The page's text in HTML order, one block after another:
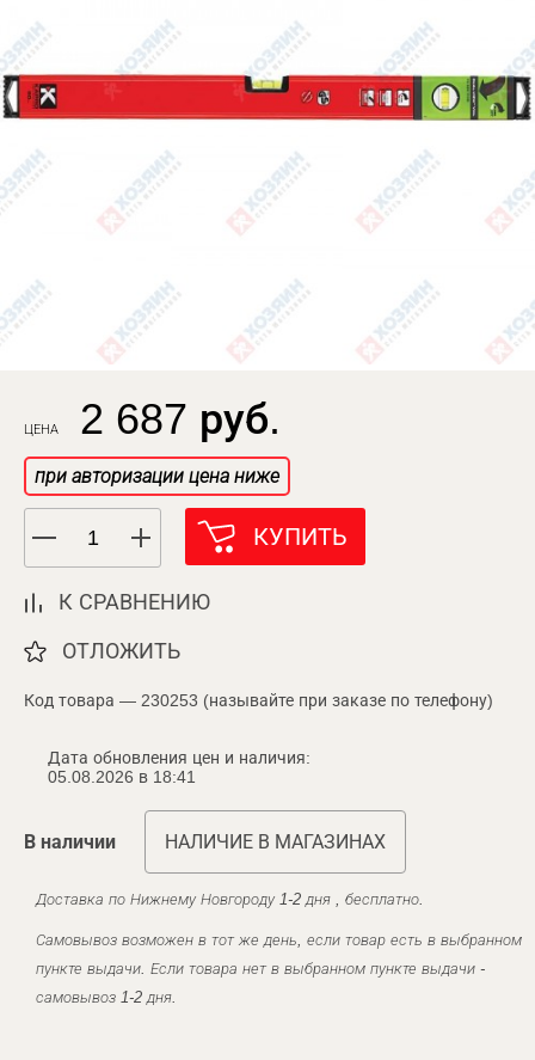
ЦЕНА 2 687 руб.
при авторизации цена ниже
КУПИТЬ
К СРАВНЕНИЮ
ОТЛОЖИТЬ
Код товара — 230253 (называйте при заказе по телефону)
Дата обновления цен и наличия:
05.08.2026 в 18:41
В наличии НАЛИЧИЕ В МАГАЗИНАХ
Доставка по Нижнему Новгороду 1-2 дня , бесплатно.
Самовывоз возможен в тот же день, если товар есть в выбранном
пункте выдачи. Если товара нет в выбранном пункте выдачи -
самовывоз 1-2 дня.